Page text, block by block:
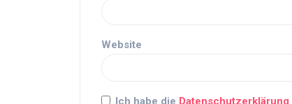
Website
Ich habe die Datenschutzerklärung